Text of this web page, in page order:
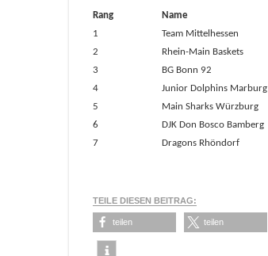
Rang Name
1
Team Mittelhessen
2
Rhein-Main Baskets
3
BG Bonn 92
4
Junior Dolphins Marburg
5
Main Sharks Würzburg
6
DJK Don Bosco Bamberg
7
Dragons Rhöndorf
TEILE DIESEN BEITRAG:
teilen teilen